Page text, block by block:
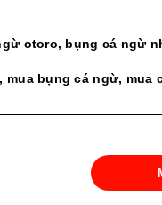
otoro, bụng cá ngừ
, mua bụng cá ngừ, mua